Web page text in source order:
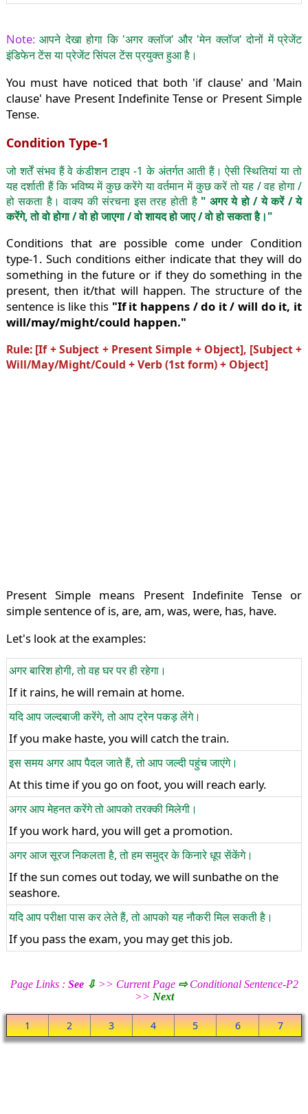
Note:आपने देखा होगा कि 'अगर क्लॉज' और 'मेन क्लॉज' दोनों में प्रेजेंट
इंडिफेन टेंस या प्रेजेंट सिंपल टेंस प्रयुक्त हुआ है।
You must have noticed that both 'if clause' and 'Main
clause' have Present Indefinite Tense or Present Simple
Tense.
Condition Type-1
जो शर्तें संभव हैं वे कंडीशन टाइप -1 के अंतर्गत आती हैं। ऐसी स्थितियां या तो
यह दर्शाती हैं कि भविष्य में कुछ करेंगे या वर्तमान में कुछ करें तो यह / वह होगा /
हो सकता है। वाक्य की संरचना इस तरह होती है " अगर ये हो / ये करें / ये
करेंगे, तो वो होगा / वो हो जाएगा / वो शायद हो जाए / वो हो सकता है।"
Conditions that are possible come under Condition
type-1. Such conditions either indicate that they will do
something in the future or if they do something in the
present, then it/that will happen. The structure of the
sentence is like this "If it happens / do it / will do it, it
will/may/might/could happen."
Rule: [If + Subject + Present Simple + Object], [Subject +
Will/May/Might/Could + Verb (1st form) + Object]
Present Simple means Present Indefinite Tense or
simple sentence of is, are, am, was, were, has, have.
Let's look at the examples:
अगर बारिश होगी, तो वह घर पर ही रहेगा।
If it rains, he will remain at home.
यदि आप जल्दबाजी करेंगे, तो आप ट्रेन पकड़ लेंगे।
If you make haste, you will catch the train.
इस समय अगर आप पैदल जाते हैं, तो आप जल्दी पहुंच जाएंगे।
At this time if you go on foot, you will reach early.
अगर आप मेहनत करेंगे तो आपको तरक्की मिलेगी।
If you work hard, you will get a promotion.
अगर आज सूरज निकलता है, तो हम समुद्र के किनारे धूप सेंकेंगे।
If the sun comes out today, we will sunbathe on the
seashore.
यदि आप परीक्षा पास कर लेते हैं, तो आपको यह नौकरी मिल सकती है।
If you pass the exam, you may get this job.
Page Links : See ⇩>> Current Page ⇨Conditional Sentence-P2
>> Next
1 2 3 4 5 6 7